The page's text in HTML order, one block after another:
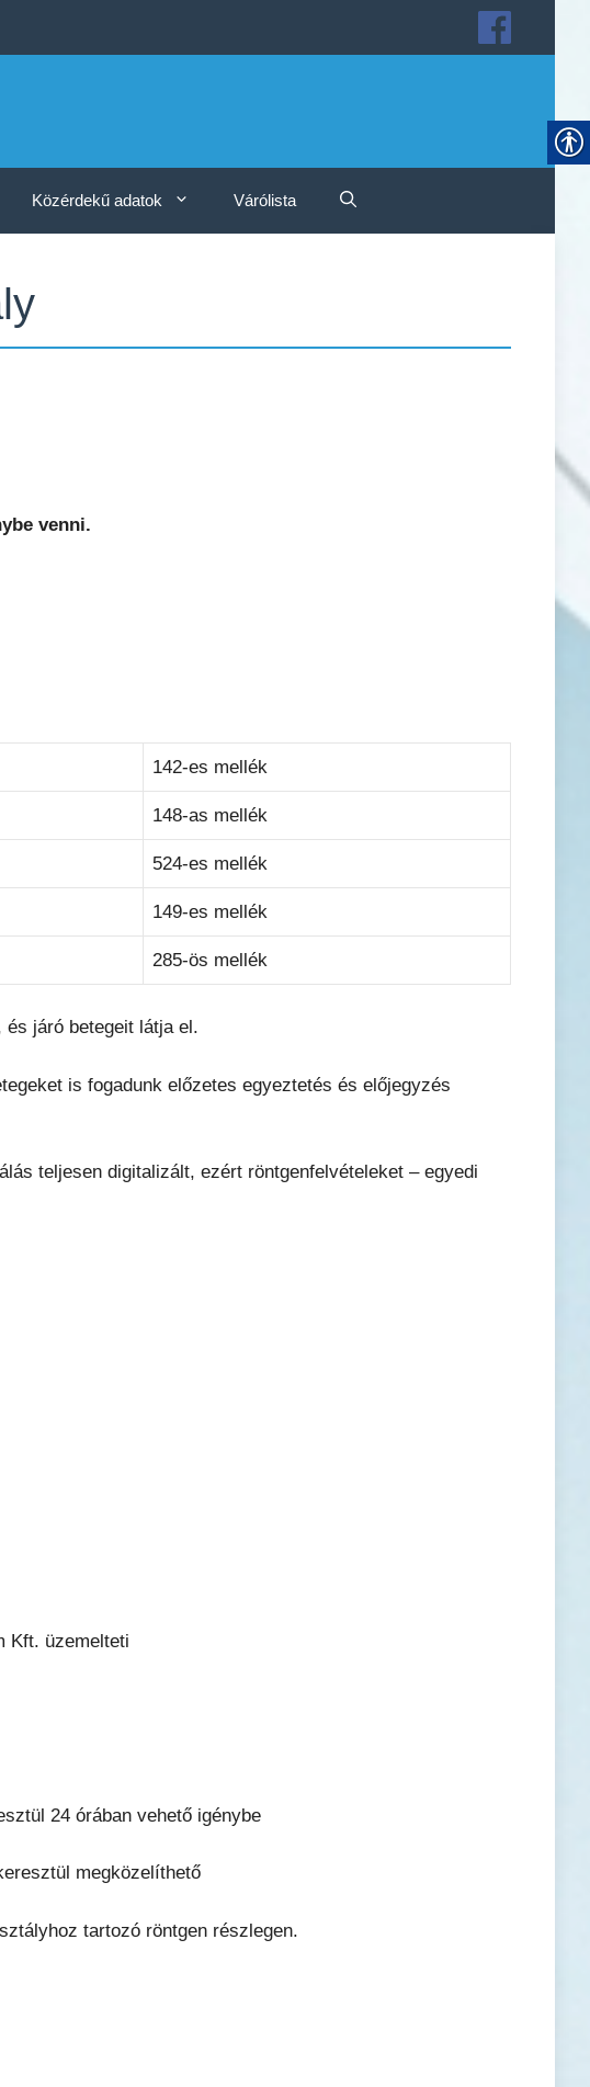
Közérdekű adatok Várólista
venni.
142-es mellék
148-as mellék
524-es mellék
149-es mellék
285-ös mellék
járó betegeit látja el.
is fogadunk előzetes egyeztetés és előjegyzés
teljesen digitalizált, ezért röntgenfelvételeket – egyedi
Kft. üzemelteti
24 órában vehető igénybe
megközelíthető
tartozó röntgen részlegen.